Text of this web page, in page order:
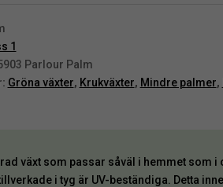
mängd
1
Parlour Palm
Gröna växter, Krukväxter, Mindre palmer,
växt som passar såväl i hemmet som
i tyg är UV-beständiga. Detta